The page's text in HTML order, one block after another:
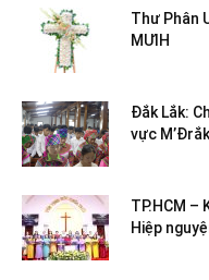
Thư Phân
MƯIH
Đắk Lắk:
vực
TP.HCM –
Hiệp